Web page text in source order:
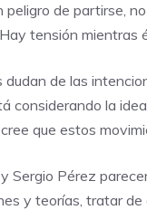
peligro de partirse,
tensión mientras
dudan de las
considerando la
que estos
Sergio Pérez
y teorías, tratar